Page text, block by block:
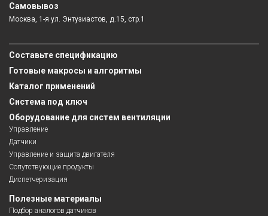
Самовывоз
Москва, 1-я ул. Энтузиастов, д.15, стр.1
Составьте спецификацию
Готовые макросы и алгоритмы
Каталог применений
Система под ключ
Оборудование для систем вентиляции
Управление
Датчики
Управление и защита двигателя
Сопутствующие продукты
Диспетчеризация
Полезные материалы
Подбор аналогов датчиков